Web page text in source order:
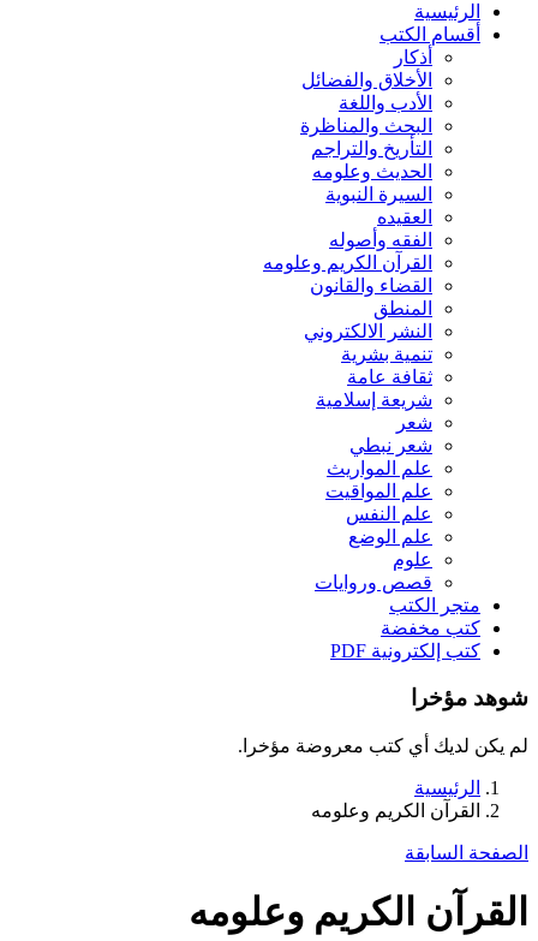
الرئيسية
أقسام الكتب
أذكار
الأخلاق والفضائل
الأدب واللغة
البحث والمناظرة
التأريخ والتراجم
الحديث وعلومه
السيرة النبوية
العقيده
الفقه وأصوله
القرآن الكريم وعلومه
القضاء والقانون
المنطق
النشر الالكتروني
تنمية بشرية
ثقافة عامة
شريعة إسلامية
شعر
شعر نبطي
علم المواريث
علم المواقيت
علم النفس
علم الوضع
علوم
قصص وروايات
متجر الكتب
كتب مخفضة
كتب إلكترونية PDF
شوهد مؤخرا
لم يكن لديك أي كتب معروضة مؤخرا.
الرئيسية
القرآن الكريم وعلومه
الصفحة السابقة
القرآن الكريم وعلومه